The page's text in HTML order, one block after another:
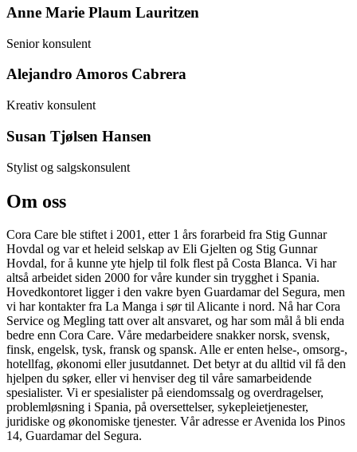
Anne Marie Plaum Lauritzen
Senior konsulent
Alejandro Amoros Cabrera
Kreativ konsulent
Susan Tjølsen Hansen
Stylist og salgskonsulent
Om oss
Cora Care ble stiftet i 2001, etter 1 års forarbeid fra Stig Gunnar
Hovdal og var et heleid selskap av Eli Gjelten og Stig Gunnar
Hovdal, for å kunne yte hjelp til folk flest på Costa Blanca. Vi har
altså arbeidet siden 2000 for våre kunder sin trygghet i Spania.
Hovedkontoret ligger i den vakre byen Guardamar del Segura, men
vi har kontakter fra La Manga i sør til Alicante i nord. Nå har Cora
Service og Megling tatt over alt ansvaret, og har som mål å bli enda
bedre enn Cora Care. Våre medarbeidere snakker norsk, svensk,
finsk, engelsk, tysk, fransk og spansk. Alle er enten helse-, omsorg-,
hotellfag, økonomi eller jusutdannet. Det betyr at du alltid vil få den
hjelpen du søker, eller vi henviser deg til våre samarbeidende
spesialister. Vi er spesialister på eiendomssalg og overdragelser,
problemløsning i Spania, på oversettelser, sykepleietjenester,
juridiske og økonomiske tjenester. Vår adresse er Avenida los Pinos
14, Guardamar del Segura.